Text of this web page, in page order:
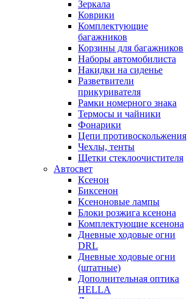
Зеркала
Коврики
Комплектующие
багажников
Корзины для багажников
Наборы автомобилиста
Накидки на сиденье
Разветвители
прикуривателя
Рамки номерного знака
Термосы и чайники
Фонарики
Цепи противоскольжения
Чехлы, тенты
Щетки стеклоочистителя
Автосвет
Ксенон
Биксенон
Ксеноновые лампы
Блоки розжига ксенона
Комплектующие ксенона
Дневные ходовые огни
DRL
Дневные ходовые огни
(штатные)
Дополнительная оптика
HELLA